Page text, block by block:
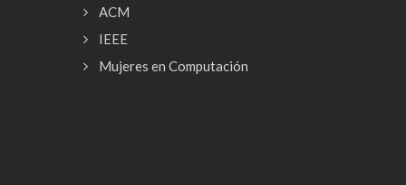
ACM
IEEE
Mujeres en Computación